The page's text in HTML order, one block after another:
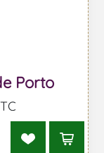
Porto